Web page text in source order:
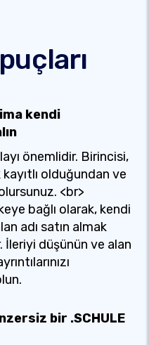
kendi
önemlidir. Birincisi,
kayıtlı olduğundan ve
<br>
bağlı olarak, kendi
adı satın almak
İleriyi düşünün ve alan
bir .SCHULE